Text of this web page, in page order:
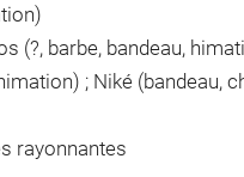
(?, barbe, bandeau,
; Niké (bandeau,
rayonnantes